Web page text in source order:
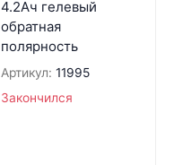
4.2Ач гелевый
обратная
полярность
Артикул: 11995
Закончился